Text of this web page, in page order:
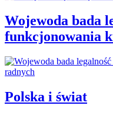
Wojewoda bada
funkcjonowania
Polska i świat